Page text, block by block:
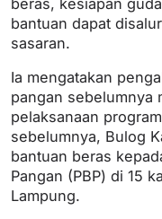
bantuan dapat
sasaran.
Ia mengatakan
pangan sebelumnya
pelaksanaan
sebelumnya, Bulog
bantuan beras
Pangan (PBP) di 15
Lampung.